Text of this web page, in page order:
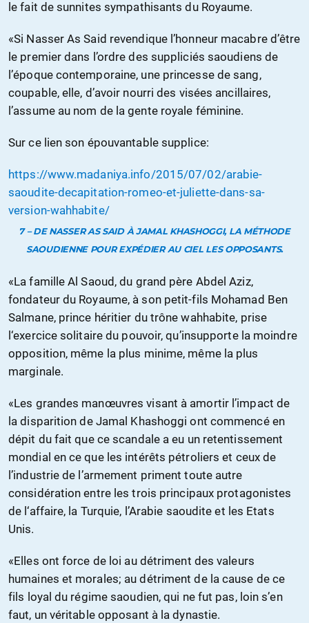
le fait de sunnites sympathisants du Royaume.
«Si Nasser As Said revendique l’honneur macabre d’être
le premier dans l’ordre des suppliciés saoudiens de
l’époque contemporaine, une princesse de sang,
coupable, elle, d’avoir nourri des visées ancillaires,
l’assume au nom de la gente royale féminine.
Sur ce lien son épouvantable supplice:
https://www.madaniya.info/2015/07/02/arabie-
saoudite-decapitation-romeo-et-juliette-dans-sa-
version-wahhabite/
7 – DE NASSER AS SAID À JAMAL KHASHOGGI, LA MÉTHODE
SAOUDIENNE POUR EXPÉDIER AU CIEL LES OPPOSANTS.
«La famille Al Saoud, du grand père Abdel Aziz,
fondateur du Royaume, à son petit-fils Mohamad Ben
Salmane, prince héritier du trône wahhabite, prise
l‘exercice solitaire du pouvoir, qu’insupporte la moindre
opposition, même la plus minime, même la plus
marginale.
«Les grandes manœuvres visant à amortir l’impact de
la disparition de Jamal Khashoggi ont commencé en
dépit du fait que ce scandale a eu un retentissement
mondial en ce que les intérêts pétroliers et ceux de
l’industrie de l’armement priment toute autre
considération entre les trois principaux protagonistes
de l‘affaire, la Turquie, l’Arabie saoudite et les Etats
Unis.
«Elles ont force de loi au détriment des valeurs
humaines et morales; au détriment de la cause de ce
fils loyal du régime saoudien, qui ne fut pas, loin s’en
faut, un véritable opposant à la dynastie.